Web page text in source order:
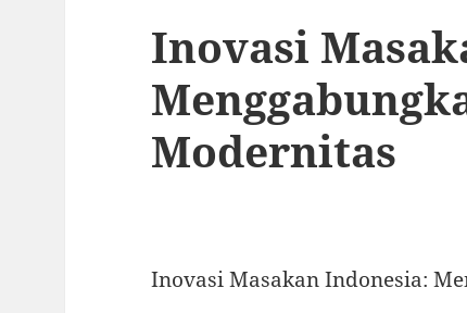
Inovasi
Modernitas
Inovasi Masakan Indonesia: